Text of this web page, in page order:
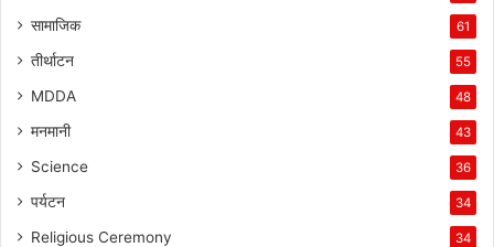
सामाजिक 61
तीर्थाटन 55
MDDA 48
मनमानी 43
Science 36
पर्यटन 34
Religious Ceremony 34